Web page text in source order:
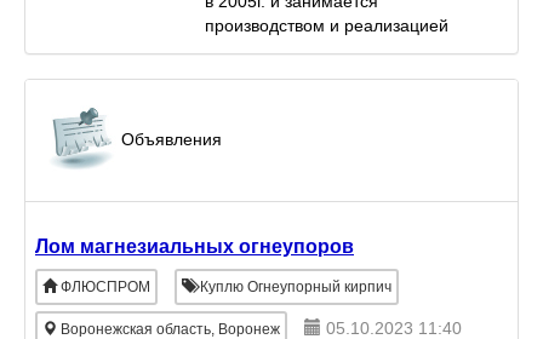
производством и реализацией
титановых, жаропрочных и
нержавеющего прок...
Объявления
Лом магнезиальных огнеупоров
ФЛЮСПРОМ Куплю Огнеупорный кирпич
Воронежская область, Воронеж
05.10.2023 11:40